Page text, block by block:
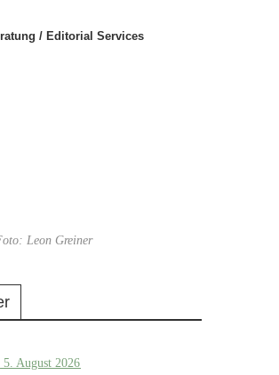
/ Editorial Services
Leon Greiner
August 2026